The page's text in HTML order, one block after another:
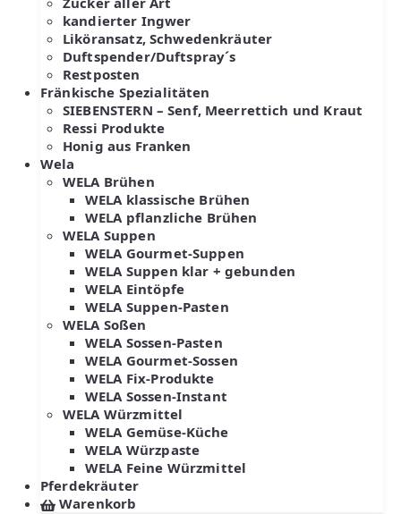
kandierter Ingwer
Liköransatz, Schwedenkräuter
Duftspender/Duftspray´s
Restposten
Fränkische Spezialitäten
SIEBENSTERN – Senf, Meerrettich und Kraut
Ressi Produkte
Honig aus Franken
Wela
WELA Brühen
WELA klassische Brühen
WELA pflanzliche Brühen
WELA Suppen
WELA Gourmet-Suppen
WELA Suppen klar + gebunden
WELA Eintöpfe
WELA Suppen-Pasten
WELA Soßen
WELA Sossen-Pasten
WELA Gourmet-Sossen
WELA Fix-Produkte
WELA Sossen-Instant
WELA Würzmittel
WELA Gemüse-Küche
WELA Würzpaste
WELA Feine Würzmittel
Pferdekräuter
Warenkorb